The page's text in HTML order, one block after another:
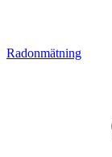
Radonmätning